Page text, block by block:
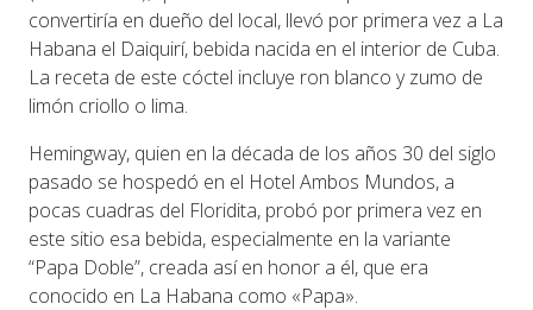
convertiría en dueño del local, llevó por primera vez a La
Habana el Daiquirí, bebida nacida en el interior de Cuba.
La receta de este cóctel incluye ron blanco y zumo de
limón criollo o lima.
Hemingway, quien en la década de los años 30 del siglo
pasado se hospedó en el Hotel Ambos Mundos, a
pocas cuadras del Floridita, probó por primera vez en
este sitio esa bebida, especialmente en la variante
“Papa Doble”, creada así en honor a él, que era
conocido en La Habana como «Papa».